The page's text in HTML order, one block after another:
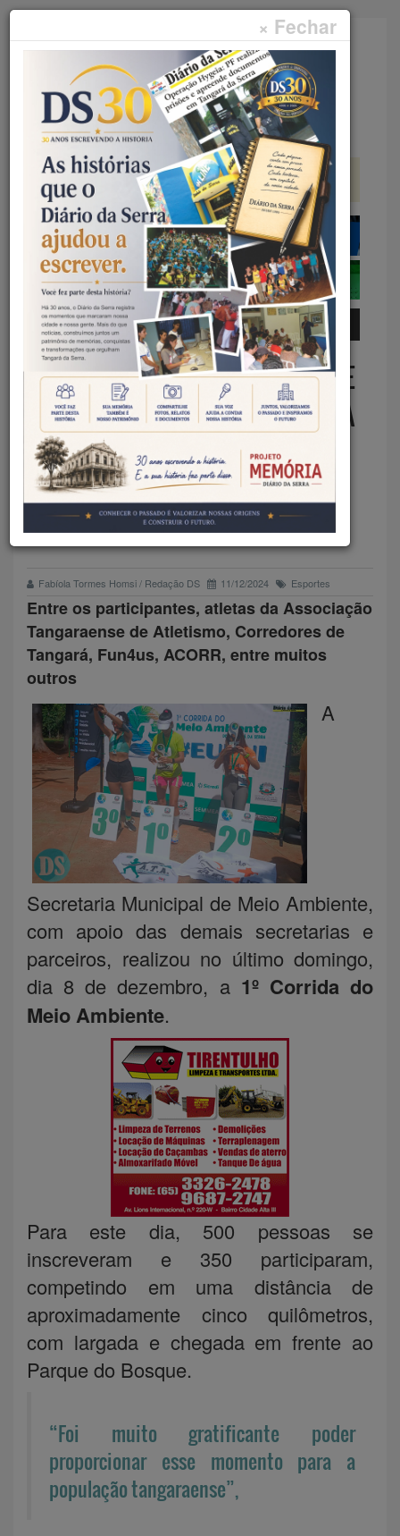
× Fechar
Faça sua pesquisa...
Menu
Início Esportes
DIA 8 DE DEZEMBRO – MAIS DE
350 PESSOAS PARTICIPAM DA
1º CORRIDA DO MEIO
AMBIENTE DE TANGARÁ DA
SERRA
Fabíola Tormes Homsi / Redação DS 11/12/2024 Esportes
Entre os participantes, atletas da Associação
Tangaraense de Atletismo, Corredores de
Tangará, Fun4us, ACORR, entre muitos
outros
A
Secretaria Municipal de Meio Ambiente,
com apoio das demais secretarias e
parceiros, realizou no último domingo,
dia 8 de dezembro, a 1º Corrida do
Meio Ambiente.
Para este dia, 500 pessoas se
inscreveram e 350 participaram,
competindo em uma distância de
aproximadamente cinco quilômetros,
com largada e chegada em frente ao
Parque do Bosque.
“Foi muito gratificante poder
proporcionar esse momento para a
população tangaraense”,